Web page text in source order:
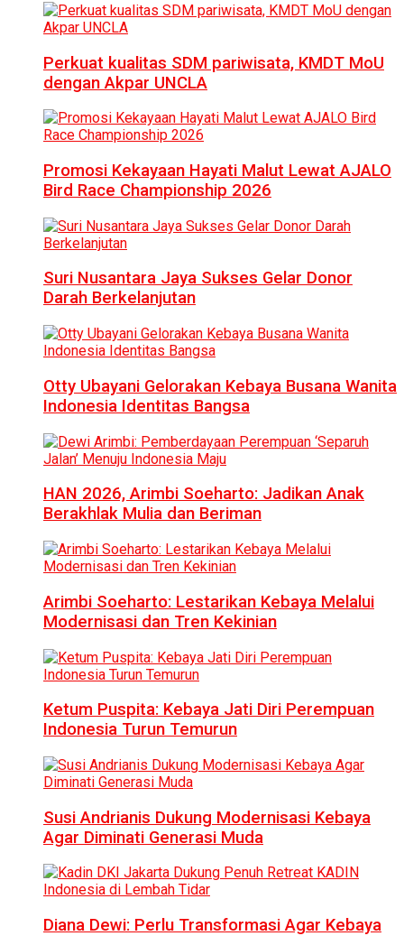
Perkuat kualitas SDM pariwisata, KMDT MoU
dengan Akpar UNCLA
Promosi Kekayaan Hayati Malut Lewat AJALO
Bird Race Championship 2026
Suri Nusantara Jaya Sukses Gelar Donor
Darah Berkelanjutan
Otty Ubayani Gelorakan Kebaya Busana Wanita
Indonesia Identitas Bangsa
HAN 2026, Arimbi Soeharto: Jadikan Anak
Berakhlak Mulia dan Beriman
Arimbi Soeharto: Lestarikan Kebaya Melalui
Modernisasi dan Tren Kekinian
Ketum Puspita: Kebaya Jati Diri Perempuan
Indonesia Turun Temurun
Susi Andrianis Dukung Modernisasi Kebaya
Agar Diminati Generasi Muda
Diana Dewi: Perlu Transformasi Agar Kebaya